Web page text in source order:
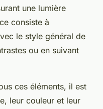
une lumière
consiste à
le style général de
ou en suivant
ces éléments, il est
leur couleur et leur